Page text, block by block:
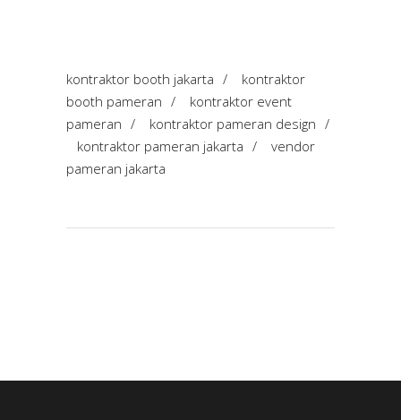
kontraktor booth jakarta /
kontraktor
booth pameran /
kontraktor event
pameran / kontraktor pameran design /
kontraktor pameran jakarta /
vendor
pameran jakarta